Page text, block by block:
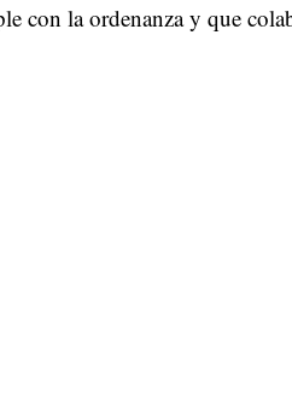
con la ordenanza y que